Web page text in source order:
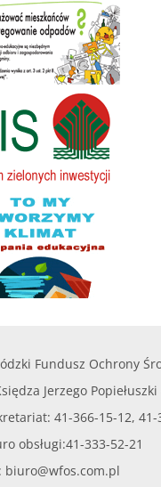
Fundusz Ochrony
Jerzego
41-366-15-12, 41-
obsługi:41-333-52-21
biuro@wfos.com.pl